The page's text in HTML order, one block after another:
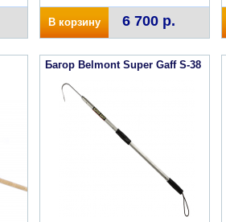
В корзину 6 700 р.
Багор Belmont Super Gaff S-38